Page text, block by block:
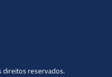
direitos reservados.